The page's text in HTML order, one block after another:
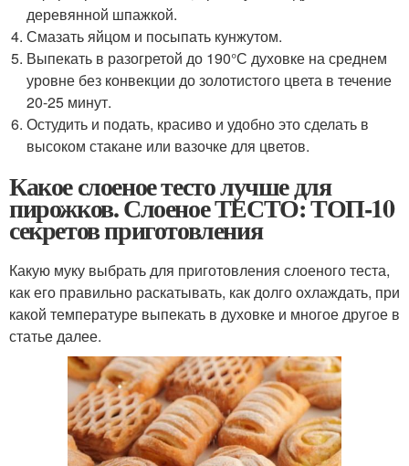
деревянной шпажкой.
Смазать яйцом и посыпать кунжутом.
Выпекать в разогретой до 190°С духовке на среднем
уровне без конвекции до золотистого цвета в течение
20-25 минут.
Остудить и подать, красиво и удобно это сделать в
высоком стакане или вазочке для цветов.
Какое слоеное тесто лучше для
пирожков. Слоеное ТЕСТО: ТОП-10
секретов приготовления
Какую муку выбрать для приготовления слоеного теста,
как его правильно раскатывать, как долго охлаждать, при
какой температуре выпекать в духовке и многое другое в
статье далее.